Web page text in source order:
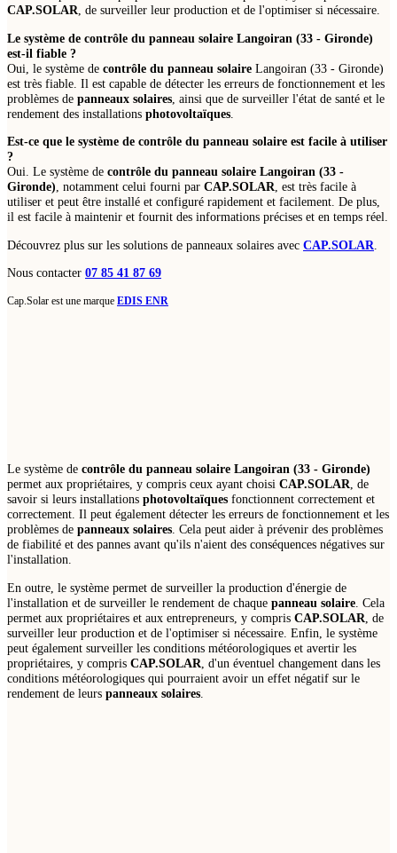
CAP.SOLAR, de surveiller leur production et de l'optimiser si nécessaire.
Le système de contrôle du panneau solaire Langoiran (33 - Gironde)
est-il fiable ?
Oui, le système de contrôle du panneau solaire Langoiran (33 - Gironde)
est très fiable. Il est capable de détecter les erreurs de fonctionnement et les
problèmes de panneaux solaires , ainsi que de surveiller l'état de santé et le
rendement des installations photovoltaïques
Est-ce que le système de contrôle du panneau solaire est facile à utiliser
?
Oui. Le système de contrôle du panneau solaire Langoiran (33 -
Gironde), notamment celui fourni par CAP.SOLAR, est très facile à
utiliser et peut être installé et configuré rapidement et facilement. De plus,
il est facile à maintenir et fournit des informations précises et en temps réel.
Découvrez plus sur les solutions de panneaux solaires avec CAP.SOLAR
Nous contacter 07 85 41 87 69
Cap.Solar est une marque EDIS ENR
Le système de contrôle du panneau solaire Langoiran (33 - Gironde)
permet aux propriétaires, y compris ceux ayant choisi CAP.SOLAR, de
savoir si leurs installations photovoltaïques fonctionnent correctement et
correctement. Il peut également détecter les erreurs de fonctionnement et les
problèmes de panneaux solaires. Cela peut aider à prévenir des problèmes
de fiabilité et des pannes avant qu'ils n'aient des conséquences négatives sur
l'installation.
En outre, le système permet de surveiller la production d'énergie de
l'installation et de surveiller le rendement de chaque panneau solaire . Cela
permet aux propriétaires et aux entrepreneurs, y compris CAP.SOLAR , de
surveiller leur production et de l'optimiser si nécessaire. Enfin, le système
peut également surveiller les conditions météorologiques et avertir les
propriétaires, y compris CAP.SOLAR , d'un éventuel changement dans les
conditions météorologiques qui pourraient avoir un effet négatif sur le
rendement de leurs panneaux solaires